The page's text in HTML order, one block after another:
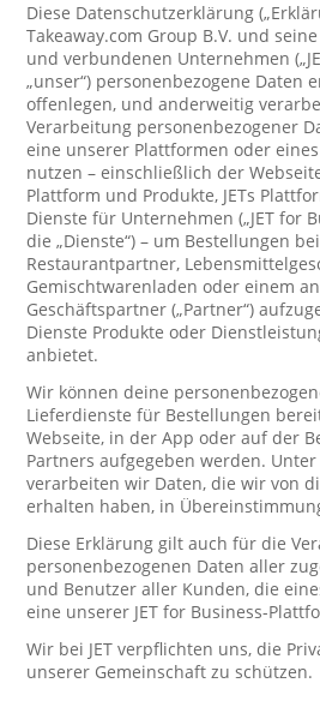
Diese Datenschutzerklärung
Takeaway.com Group B.V. und
und verbundenen Unternehmen
„unser“) personenbezogene Daten
offenlegen, und anderweitig
Verarbeitung personenbezogener
eine unserer Plattformen oder
nutzen – einschließlich der
Plattform und Produkte, JETs
Dienste für Unternehmen („JET for
die „Dienste“) – um Bestellungen
Restaurantpartner,
Gemischtwarenladen oder einem
Geschäftspartner („Partner“)
Dienste Produkte oder
anbietet.
Wir können deine
Lieferdienste für Bestellungen
Webseite, in der App oder auf der
Partners aufgegeben werden.
verarbeiten wir Daten, die wir von
erhalten haben, in
Diese Erklärung gilt auch für die
personenbezogenen Daten aller
und Benutzer aller Kunden, die
eine unserer JET for Business-
Wir bei JET verpflichten uns, die
unserer Gemeinschaft zu schützen.